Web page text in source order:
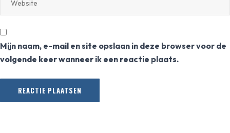
Mijn naam, e-mail en site opslaan in deze browser voor de
volgende keer wanneer ik een reactie plaats.